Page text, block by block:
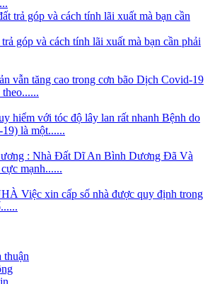
góp và cách tính lãi xuất mà bạn cần phải
vẫn tăng cao trong cơn bão Dịch Covid-19
hiểm với tóc độ lây lan rất nhanh Bệnh do
là một......
: Nhà Đất Dĩ An Bình Dương Đã Và
mạnh......
Việc xin cấp số nhà được quy định trong
thuận